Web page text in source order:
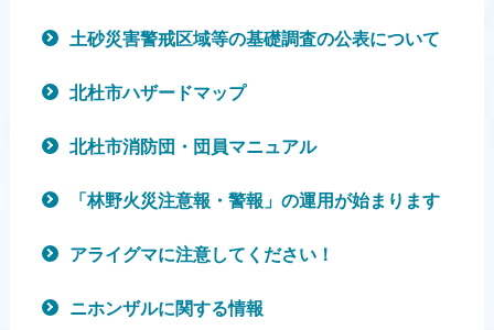
土砂災害警戒区域等の基礎調査の公表について
北杜市ハザードマップ
北杜市消防団・団員マニュアル
「林野火災注意報・警報」の運用が始まります
アライグマに注意してください！
ニホンザルに関する情報